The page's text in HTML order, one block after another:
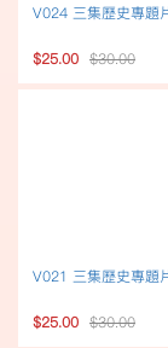
V024 三集歷史專題
$25.00 $30.00
V021 三集歷史專題
$25.00 $30.00